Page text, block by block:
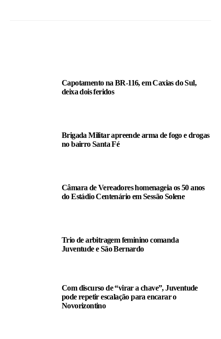
Capotamento na BR-116, em Caxias do Sul,
deixa dois feridos
Brigada Militar apreende arma de fogo e drogas
no bairro Santa Fé
Câmara de Vereadores homenageia os 50 anos
do Estádio Centenário em Sessão Solene
Trio de arbitragem feminino comanda
Juventude e São Bernardo
Com discurso de “virar a chave”, Juventude
pode repetir escalação para encarar o
Novorizontino